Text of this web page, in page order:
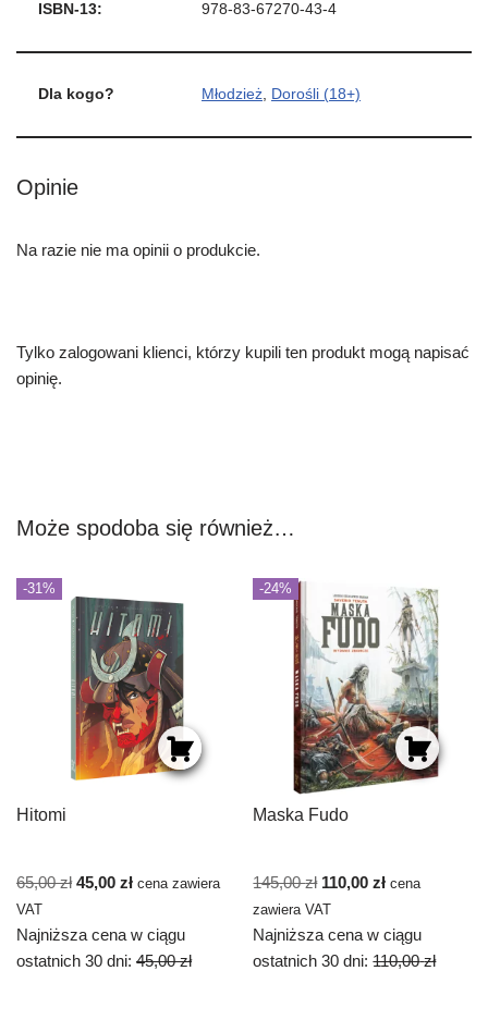
ISBN-13: 978-83-67270-43-4
Dla kogo? Młodzież, Dorośli (18+)
Opinie
Na razie nie ma opinii o produkcie.
Tylko zalogowani klienci, którzy kupili ten produkt mogą napisać
opinię.
Może spodoba się również…
-31%
Hitomi
65,00zł 45,00 zł cena zawiera
VAT
Najniższa cena w ciągu
ostatnich 30 dni: 45,00 zł
-24%
Maska Fudo
145,00zł 110,00zł cena
zawiera VAT
Najniższa cena w ciągu
ostatnich 30 dni:110,00 zł